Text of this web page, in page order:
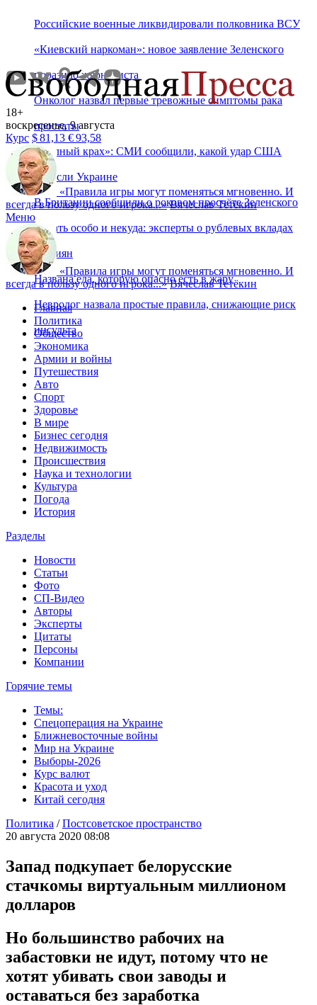
Российские военные ликвидировали полковника ВСУ
«Киевский наркоман»: новое заявление Зеленского
поразило журналиста
Онколог назвал первые тревожные симптомы рака
простаты
«Полный крах»: СМИ сообщили, какой удар США
нанесли Украине
В Британии сообщили о роковом просчёте Зеленского
Бежать особо и некуда: эксперты о рублевых вкладах
россиян
Названа еда, которую опасно есть в жару
Невролог назвала простые правила, снижающие риск
инсульта
18+
воскресенье, 9 августа
Курс $81,13 €93,58
«Правила игры могут поменяться мгновенно. И
всегда в пользу одного игрока...» Вячеслав Тетёкин
Меню
«Правила игры могут поменяться мгновенно. И
всегда в пользу одного игрока...» Вячеслав Тетёкин
Главная
Политика
Общество
Экономика
Армии и войны
Путешествия
Авто
Спорт
Здоровье
В мире
Бизнес сегодня
Недвижимость
Происшествия
Наука и технологии
Культура
Погода
История
Разделы
Новости
Статьи
Фото
СП-Видео
Авторы
Эксперты
Цитаты
Персоны
Компании
Горячие темы
Темы:
Спецоперация на Украине
Ближневосточные войны
Мир на Украине
Выборы-2026
Курс валют
Красота и уход
Китай сегодня
Политика /Постсоветское пространство
20 августа 2020 08:08
Запад подкупает белорусские
стачкомы виртуальным миллионом
долларов
Но большинство рабочих на
забастовки не идут, потому что не
хотят убивать свои заводы и
оставаться без заработка